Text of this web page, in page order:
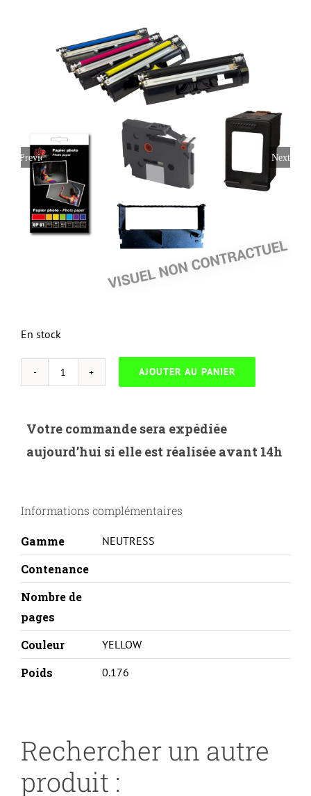
Previous Next
En stock
quantité
D.1250Y-
DELL
11019/593
XL
CAPA-
Y
AJOUTER AU PANIER
Votre commande sera expédiée
aujourd’hui si elle est réalisée avant 14h
Informations complémentaires
Gamme NEUTRESS
Contenance
Nombre de
pages
Couleur
YELLOW
Poids 0.176
Rechercher un autre
produit :